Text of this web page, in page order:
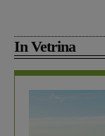
In Vetrina